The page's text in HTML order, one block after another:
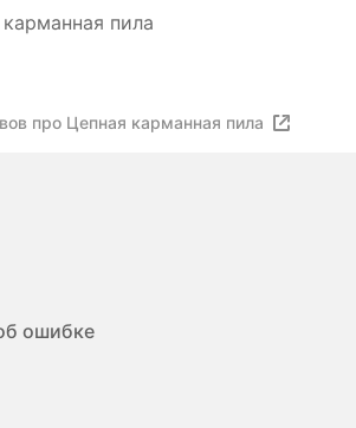
пила
про Цепная карманная пила
ошибке